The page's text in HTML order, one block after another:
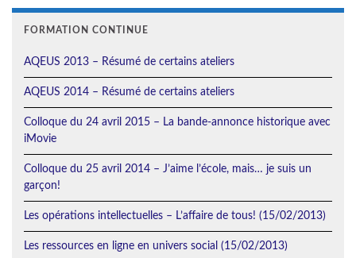
FORMATION CONTINUE
AQEUS 2013 – Résumé de certains ateliers
AQEUS 2014 – Résumé de certains ateliers
Colloque du 24 avril 2015 – La bande-annonce historique avec
iMovie
Colloque du 25 avril 2014 – J’aime l’école, mais… je suis un
garçon!
Les opérations intellectuelles – L’affaire de tous! (15/02/2013)
Les ressources en ligne en univers social (15/02/2013)